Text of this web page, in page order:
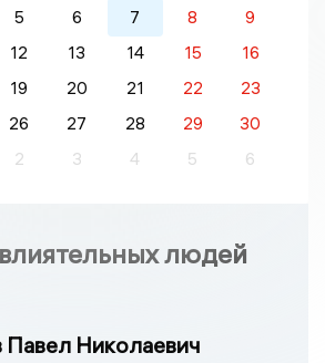
5 6 7 8
9
12 13 14 15
16
19 20 21 22
23
26 27 28 29
30
2 3 4 5 6
людей
Павел Николаевич